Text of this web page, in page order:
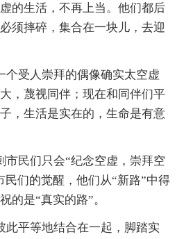
的生活，不再上当。他们都后
须摔碎，集合在一块儿，去迎
受人崇拜的偶像确实太空虚
，蔑视同伴；现在和同伴们平
，生活是实在的，生命是有意
民们只会“纪念空虚，崇拜空
民们的觉醒，他们从“新路”中得
的是“真实的路”。
平等地结合在一起，脚踏实